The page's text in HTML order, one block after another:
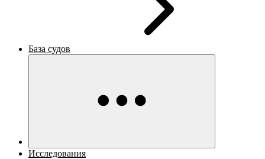
База судов
Исследования